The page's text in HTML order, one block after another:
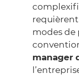
requièrent
modes de
manager